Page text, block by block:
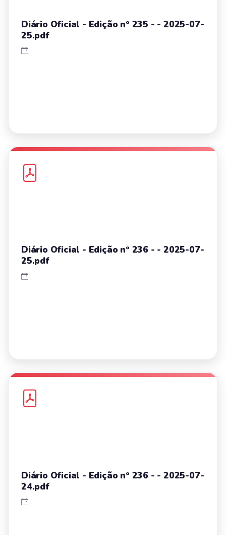
Diário Oficial - Edição nº 235 - - 2025-07-
25.pdf
Diário Oficial - Edição nº 236 - - 2025-07-
25.pdf
Diário Oficial - Edição nº 236 - - 2025-07-
24.pdf